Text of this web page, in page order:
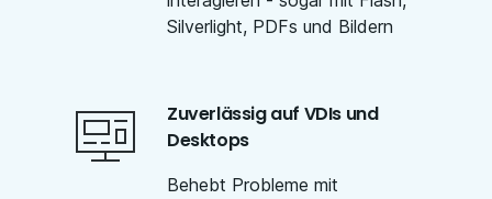
Silverlight, PDFs und Bildern
Zuverlässig auf VDIs und
Desktops
Behebt Probleme mit